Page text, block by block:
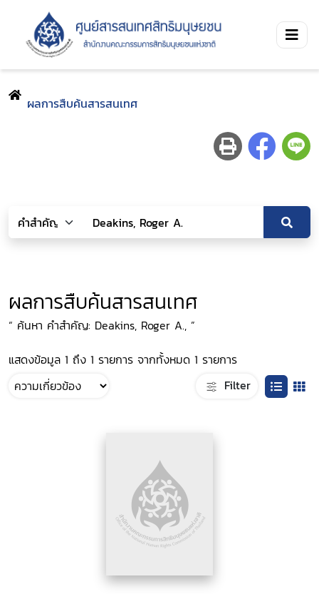
ผลการสืบค้นสารสนเทศ
ผลการสืบค้นสารสนเทศ
“ ค้นหา คำสำคัญ: Deakins, Roger A., ”
แสดงข้อมูล 1 ถึง 1 รายการ จากทั้งหมด 1 รายการ
Filter